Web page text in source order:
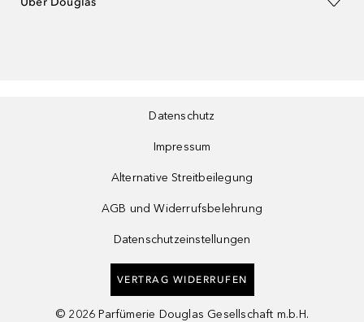
Datenschutz
Impressum
Alternative Streitbeilegung
AGB und Widerrufsbelehrung
Datenschutzeinstellungen
VERTRAG WIDERRUFEN
© 2026 Parfümerie Douglas Gesellschaft m.b.H.